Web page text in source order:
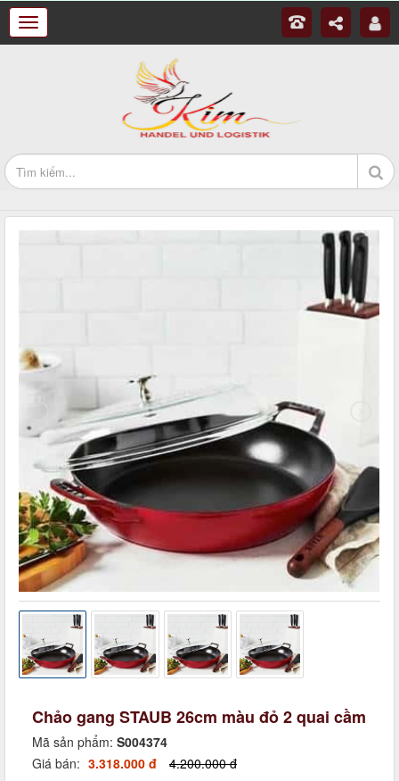
Chảo gang STAUB 26cm màu đỏ 2 quai cầm
Mã sản phẩm: S004374
Giá bán: 3.318.000 đ 4.200.000 đ